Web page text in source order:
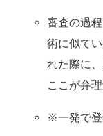
審査の過
術に似て
れた際に
ここが弁
※一発で登